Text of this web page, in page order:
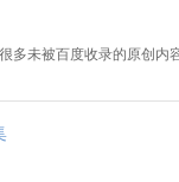
多未被百度收录的原创